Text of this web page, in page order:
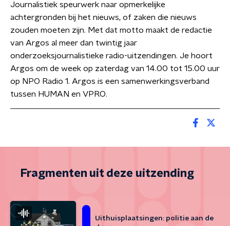
Journalistiek speurwerk naar opmerkelijke
achtergronden bij het nieuws, of zaken die nieuws
zouden moeten zijn. Met dat motto maakt de redactie
van Argos al meer dan twintig jaar
onderzoeksjournalistieke radio-uitzendingen. Je hoort
Argos om de week op zaterdag van 14.00 tot 15.00 uur
op NPO Radio 1. Argos is een samenwerkingsverband
tussen HUMAN en VPRO.
Fragmenten uit deze uitzending
Uithuisplaatsingen: politie aan de